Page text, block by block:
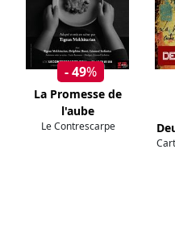
- 49%
La Promesse de
l'aube
Le Contrescarpe